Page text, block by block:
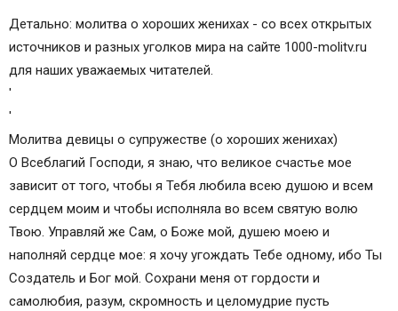
Детально: молитва о хороших женихах - со всех открытых
источников и разных уголков мира на сайте 1000-molitv.ru
для наших уважаемых читателей.
'
'
Молитва девицы о супружестве (о хороших женихах)
О Всеблагий Господи, я знаю, что великое счастье мое
зависит от того, чтобы я Тебя любила всею душою и всем
сердцем моим и чтобы исполняла во всем святую волю
Твою. Управляй же Сам, о Боже мой, душею моею и
наполняй сердце мое: я хочу угождать Тебе одному, ибо Ты
Создатель и Бог мой. Сохрани меня от гордости и
самолюбия, разум, скромность и целомудрие пусть